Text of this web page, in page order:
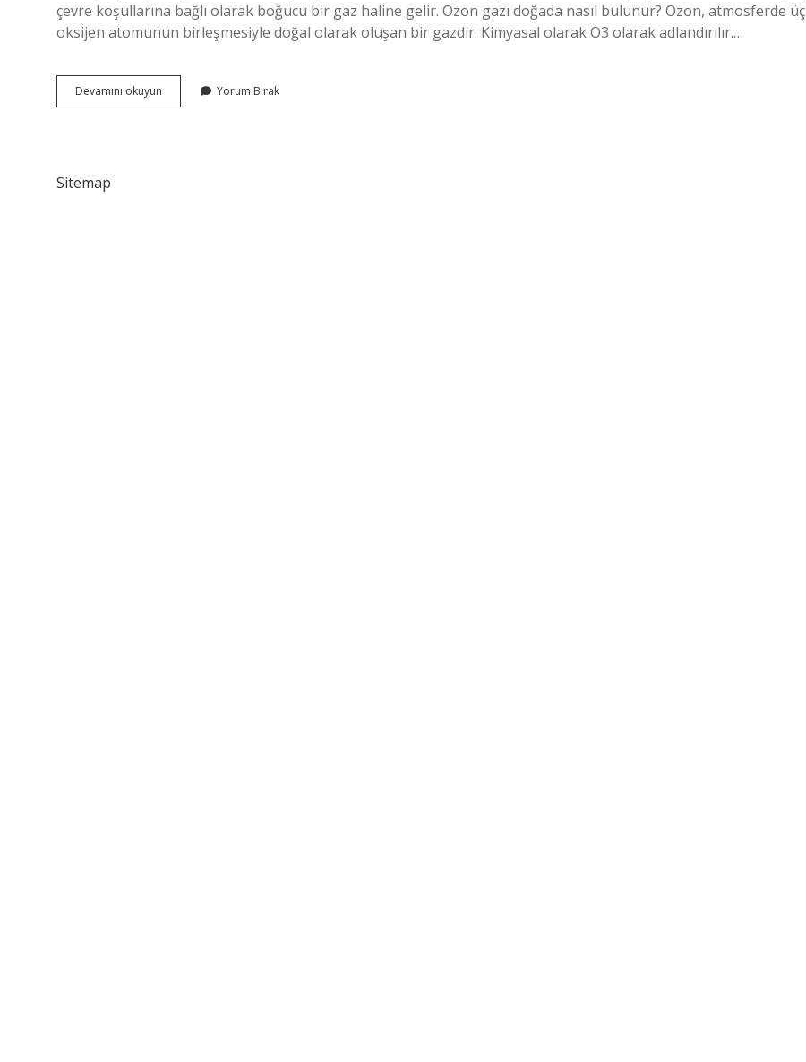
çevre koşullarına bağlı olarak boğucu bir gaz haline gelir. Ozon gazı doğada nasıl bulunur? Ozon, atmosferde üç
oksijen atomunun birleşmesiyle doğal olarak oluşan bir gazdır. Kimyasal olarak O3 olarak adlandırılır.…
Devamını okuyun
Gazı
Yorum Bırak
Sitemap